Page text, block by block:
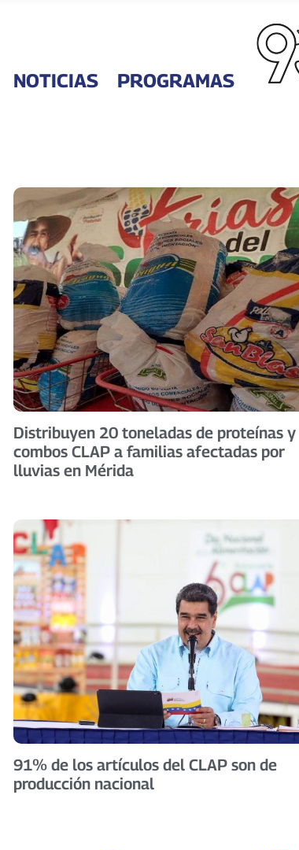
NOTICIAS PROGRAMAS
Distribuyen 20 toneladas de proteínas y
combos CLAP a familias afectadas por
lluvias en Mérida
91% de los artículos del CLAP son de
producción nacional